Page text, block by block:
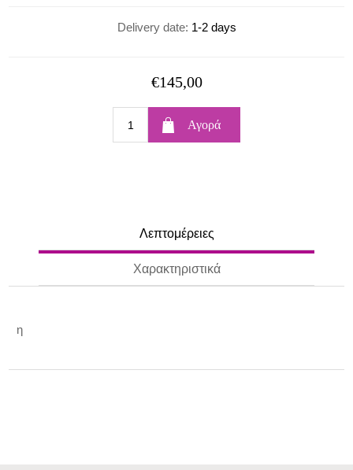
Delivery date: 1-2 days
€145,00
Λεπτομέρειες
Χαρακτηριστικά
η